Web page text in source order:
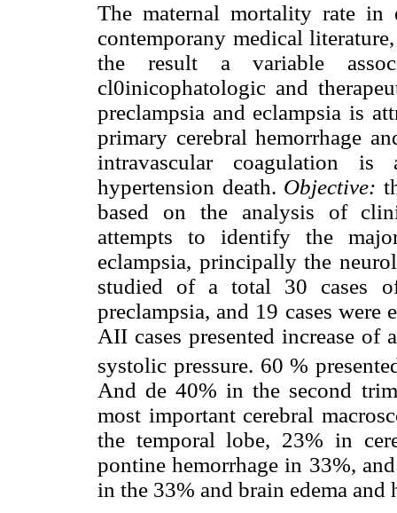
The maternal mortality rate
contemporany medical
the result a variable
cl0inicophatologic and
preclampsia and eclampsia is
primary cerebral hemorrhage
intravascular coagulation
hypertension death. Objective:
based on the analysis of
attempts to identify the
eclampsia, principally the
studied of a total 30 cases
preclampsia, and 19 cases were
AII cases presented increase of
systolic pressure. 60 %
And de 40% in the second
most important cerebral
the temporal lobe, 23% in
pontine hemorrhage in 33%,
in the 33% and brain edema